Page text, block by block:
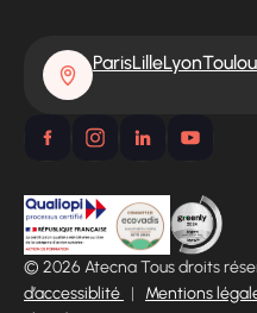
ParisLilleLyon
© 2026 Atecna Tous droits
d’accessiblité | Mentions